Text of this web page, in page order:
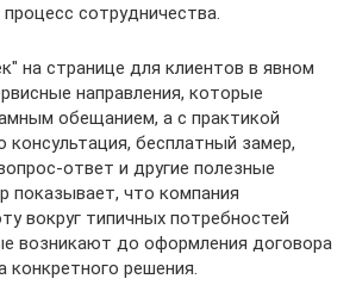
сотрудничества.
на странице для клиентов в явном
направления, которые
обещанием, а с практикой
консультация, бесплатный замер,
ответ и другие полезные
показывает, что компания
вокруг типичных потребностей
возникают до оформления договора
решения.